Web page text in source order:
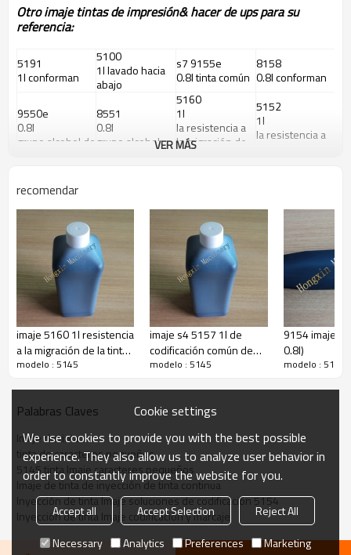
Otro imaje tintas de impresión& hacer de ups para su
referencia:
5191
1l conforman
5100
1l lavado hacia
abajo
s7 9155e
0.8l tinta común
8158
0.8l conforman
9550e
0.8l
grupo alcohol de
8551
0.8l
grupo alcohol
5160
1l
la resistencia a
la migración de
5152
1l
la resistencia a
5139
1l
la resistencia a
la migración de
la resistencia a
conforman
1l
la invisibilidad
de la tinta
1l
gran de tinta
VER MÁS
recomendar
imaje 5160 1l resistencia
a la migración de la tinta
de impresión para
modelo : 5145
imaje s4 5157 1l de
codificación común de
tinta para impresoras de
modelo : 5145
9154 imaje
0.8l)
modelo : 5145
Palabras Claves
Imaje de tinta
tinta de caracteres pequeños
5145 tinta Imaje caracteres pequeños
Imaje de tinta de inyección de tinta continua
Inyección de tinta Imaje soluciones de codificación 5154
Inyección de tinta Imaje codificación y marcaje
Cookie settings
We use cookies to provide you with the best possible
experience. They also allow us to analyze user behavior in
order to constantly improve the website for you.
Accept all Accept Selection
Reject All
Necessary
Analytics Preferences Marketing